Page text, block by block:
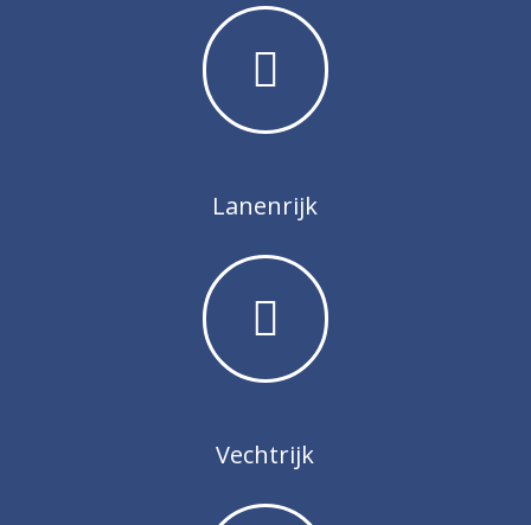
Lanenrijk
Vechtrijk